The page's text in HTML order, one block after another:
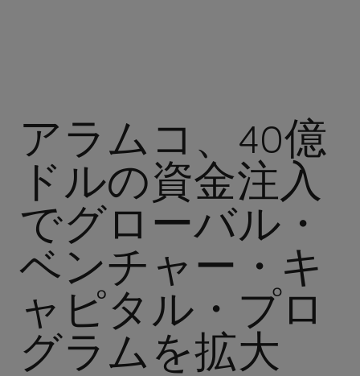
アラムコ、40億
ドルの資金注入
でグローバル・
ベンチャー・キ
ャピタル・プロ
グラムを拡大